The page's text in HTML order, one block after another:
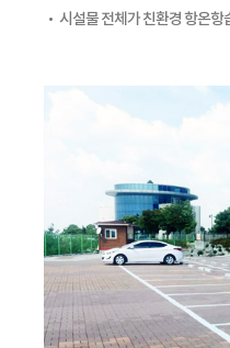
시설물 전체가 친환경 항온